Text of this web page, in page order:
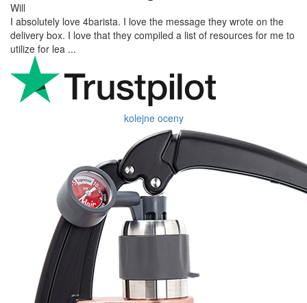
Will
I absolutely love 4barista. I love the message they wrote on the
delivery box. I love that they compiled a list of resources for me to
utilize for lea ...
kolejne oceny